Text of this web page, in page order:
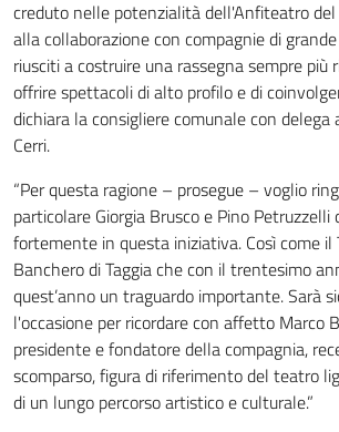
creduto nelle potenzialità dell'Anfiteatro del
alla collaborazione con compagnie di
riusciti a costruire una rassegna sempre più
offrire spettacoli di alto profilo e di
dichiara la consigliere comunale con delega
Cerri.
“Per questa ragione – prosegue – voglio
particolare Giorgia Brusco e Pino
fortemente in questa iniziativa. Così come il
Banchero di Taggia che con il trentesimo
quest’anno un traguardo importante. Sarà
l'occasione per ricordare con affetto Marco
presidente e fondatore della compagnia,
scomparso, figura di riferimento del teatro
di un lungo percorso artistico e culturale.”